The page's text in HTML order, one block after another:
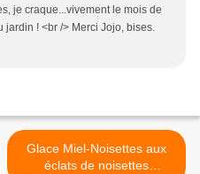
je craque...vivement le mois de
jardin ! <br /> Merci Jojo, bises.
Glace Miel-Noisettes aux
éclats de noisettes